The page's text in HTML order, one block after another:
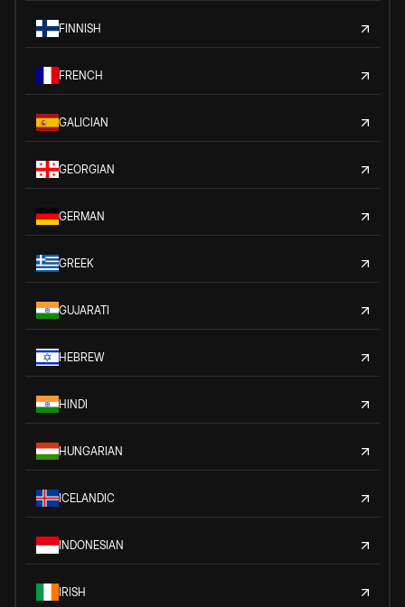
FINNISH
FRENCH
GALICIAN
GEORGIAN
GERMAN
GREEK
GUJARATI
HEBREW
HINDI
HUNGARIAN
ICELANDIC
INDONESIAN
IRISH